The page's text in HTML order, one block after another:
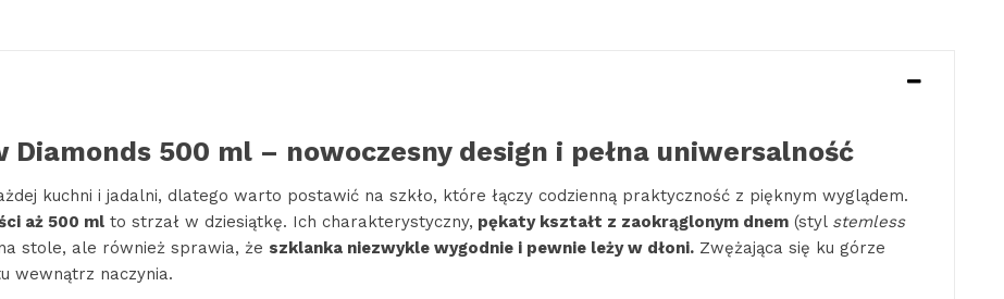
500 ml – nowoczesny design i pełna uniwersalność
kuchni i jadalni, dlatego warto postawić na szkło, które łączy codzienną praktyczność z pięknym wyglądem.
aż 500 ml to strzał w dziesiątkę. Ich charakterystyczny, pękaty kształt z zaokrąglonym dnem (styl stemless
stole, ale również sprawia, że szklanka niezwykle wygodnie i pewnie leży w dłoni. Zwężająca się ku górze
wewnątrz naczynia.